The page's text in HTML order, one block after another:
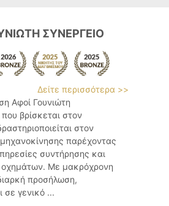
ΣΥΝΕΡΓΕΙΟ
Δείτε περισσότερα >>
Αφοί Γουνιώτη
βρίσκεται στον
στον
παρέχοντας
συντήρησης και
οχημάτων. Με μακρόχρονη
προσήλωση,
σε γενικό ...